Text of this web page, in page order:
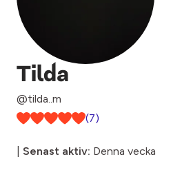
Tilda
@tilda..m
(7)
Senast aktiv: Denna vecka